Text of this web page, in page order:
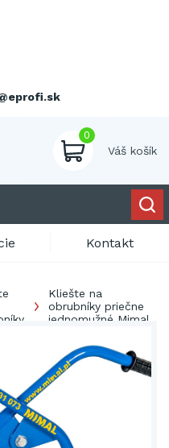
0
Váš košík
Kontakt
Kliešte na
obrubníky priečne
jednomužné Mimal